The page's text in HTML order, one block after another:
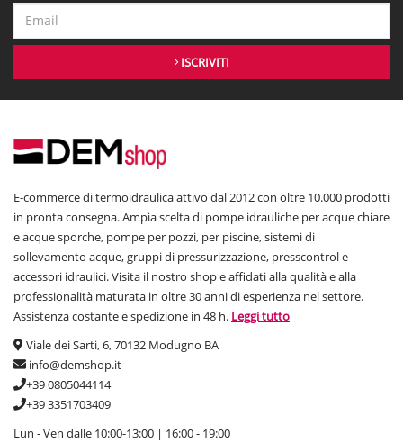
ISCRIVITI
E-commerce di termoidraulica attivo dal 2012 con oltre 10.000 prodotti
in pronta consegna. Ampia scelta di pompe idrauliche per acque chiare
e acque sporche, pompe per pozzi, per piscine, sistemi di
sollevamento acque, gruppi di pressurizzazione, presscontrol e
accessori idraulici. Visita il nostro shop e affidati alla qualità e alla
professionalità maturata in oltre 30 anni di esperienza nel settore.
Assistenza costante e spedizione in 48 h. Leggi tutto
Viale dei Sarti, 6, 70132 Modugno BA
info@demshop.it
+39 0805044114
+39 3351703409
Lun - Ven dalle 10:00-13:00 | 16:00 - 19:00